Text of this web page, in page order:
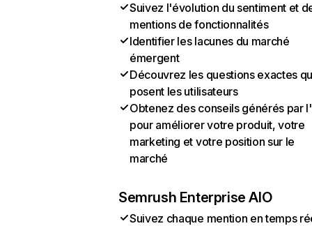
Suivez l'évolution du sentiment et
mentions de fonctionnalités
Identifier les lacunes du marché
émergent
Découvrez les questions exactes
posent les utilisateurs
Obtenez des conseils générés par
pour améliorer votre produit, votre
marketing et votre position sur le
marché
Semrush Enterprise AIO
Suivez chaque mention en temps